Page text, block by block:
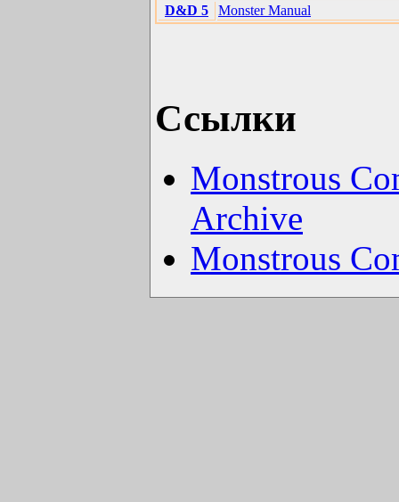
D&D 5
Monster Manual
Ссылки
Monstrous
Archive
Monstrous